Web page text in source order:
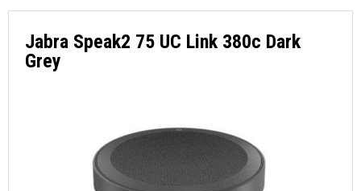
Jabra Speak2 75 UC Link 380c Dark
Grey